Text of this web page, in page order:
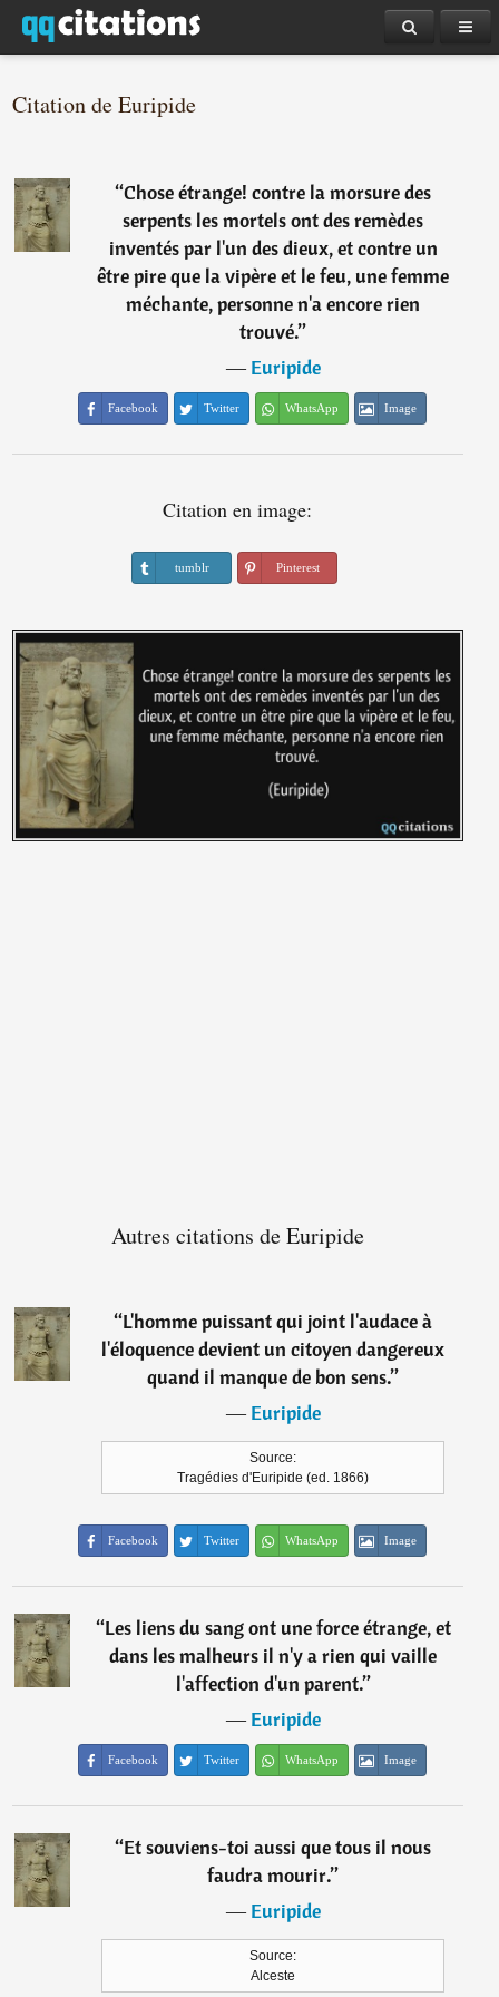
Citation de Euripide
“Chose étrange! contre la morsure des
serpents les mortels ont des remèdes
inventés par l'un des dieux, et contre un
être pire que la vipère et le feu, une femme
méchante, personne n'a encore rien
trouvé.”
―Euripide
Facebook Twitter WhatsApp Image
Citation en image:
tumblr Pinterest
Autres citations de Euripide
“L'homme puissant qui joint l'audace à
l'éloquence devient un citoyen dangereux
quand il manque de bon sens.”
―Euripide
Source:
Tragédies d'Euripide (ed. 1866)
Facebook Twitter WhatsApp Image
“Les liens du sang ont une force étrange, et
dans les malheurs il n'y a rien qui vaille
l'affection d'un parent.”
―Euripide
Facebook Twitter WhatsApp Image
“Et souviens-toi aussi que tous il nous
faudra mourir.”
―Euripide
Source:
Alceste